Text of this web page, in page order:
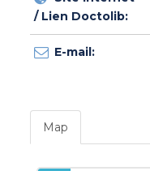
/ Lien Doctolib:
E-mail:
Map